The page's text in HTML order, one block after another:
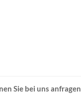
Sie bei uns anfragen